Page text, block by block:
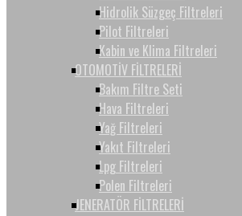
Hidrolik Süzgeç Filtreleri
Pilot Filtreleri
Kabin ve Klima Filtreleri
OTOMOTİV FİLTRELERİ
Bakım Filtre Seti
Hava Filtreleri
Yağ Filtreleri
Yakıt Filtreleri
Lpg Filtreleri
Polen Filtreleri
JENERATÖR FİLTRELERİ